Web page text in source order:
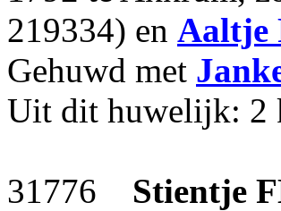
219334) en Aaltje
Gehuwd met
Uit dit huwelijk: 2
31776 Stientje